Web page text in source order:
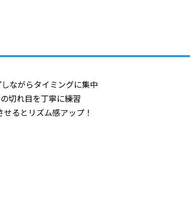
ながらタイミングに集中
切れ目を丁寧に練習
るとリズム感アップ！